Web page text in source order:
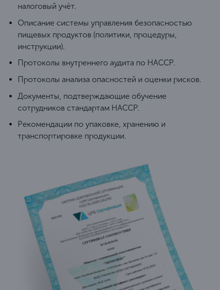
налоговый учёт.
Описание системы управления безопасностью
пищевых продуктов (политики, процедуры,
инструкции).
Протоколы внутреннего аудита по HACCP.
Протоколы анализа опасностей и оценки рисков.
Документы, подтверждающие обучение
сотрудников стандартам HACCP.
Рекомендации по упаковке, хранению и
транспортировке продукции.